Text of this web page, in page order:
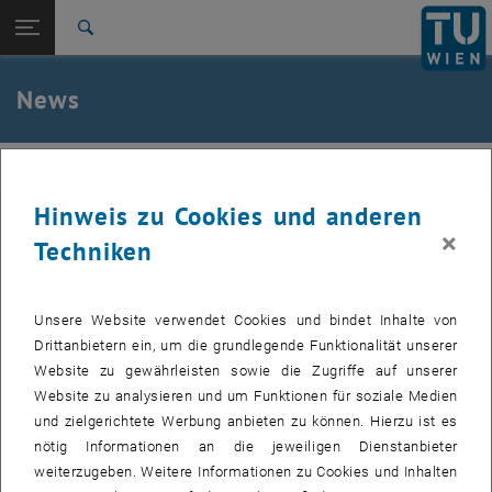
TU Login
Quicklinks
Quicklinks-Menü umschalten
Studium
Zurück: Subseiten von E330-Institut für Managementwissenschaften
Managementwissenschaften
News
07. Oktober 2019
Künstliche Intelligenz zum Anfassen
Am 6.11. und 7.11. von 10.00 - 20.00 Uhr lädt der Austrian
Council on Robotics and Artificial Intelligence (ACRAI) zur
Veranstaltung un.fassbar - Robotik und Künstliche
Intelligenz zum Anfassen im Talent Garden ein.
Hinweis zu Cookies und anderen
Techniken
×
Unsere Website verwendet Cookies und bindet Inhalte von
Drittanbietern ein, um die grundlegende Funktionalität unserer
Website zu gewährleisten sowie die Zugriffe auf unserer
Website zu analysieren und um Funktionen für soziale Medien
und zielgerichtete Werbung anbieten zu können. Hierzu ist es
nötig Informationen an die jeweiligen Dienstanbieter
weiterzugeben. Weitere Informationen zu Cookies und Inhalten